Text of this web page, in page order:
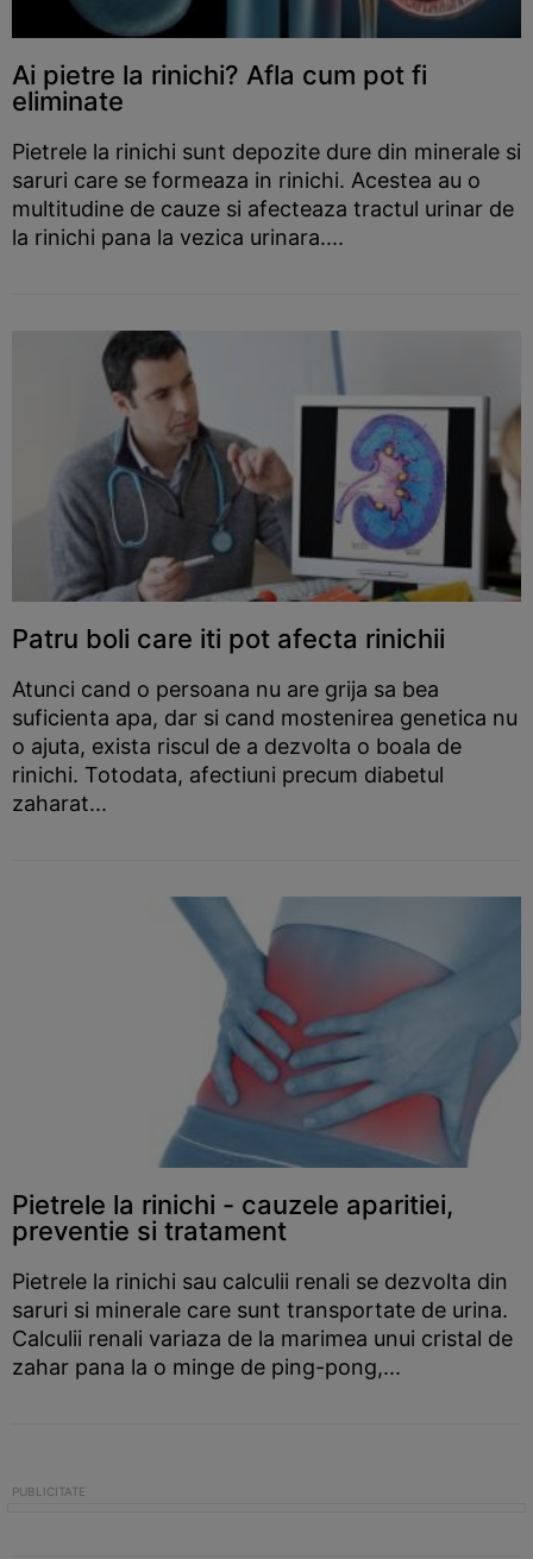
Ai pietre la rinichi? Afla cum pot fi
eliminate
Pietrele la rinichi sunt depozite dure din minerale si
saruri care se formeaza in rinichi. Acestea au o
multitudine de cauze si afecteaza tractul urinar de
la rinichi pana la vezica urinara....
Patru boli care iti pot afecta rinichii
Atunci cand o persoana nu are grija sa bea
suficienta apa, dar si cand mostenirea genetica nu
o ajuta, exista riscul de a dezvolta o boala de
rinichi. Totodata, afectiuni precum diabetul
zaharat...
Pietrele la rinichi - cauzele aparitiei,
preventie si tratament
Pietrele la rinichi sau calculii renali se dezvolta din
saruri si minerale care sunt transportate de urina.
Calculii renali variaza de la marimea unui cristal de
zahar pana la o minge de ping-pong,...